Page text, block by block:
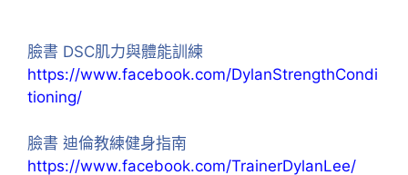
臉書 DSC肌力與體能訓練
https://www.facebook.com/DylanStrengthCondi
tioning/
臉書 迪倫教練健身指南
https://www.facebook.com/TrainerDylanLee/